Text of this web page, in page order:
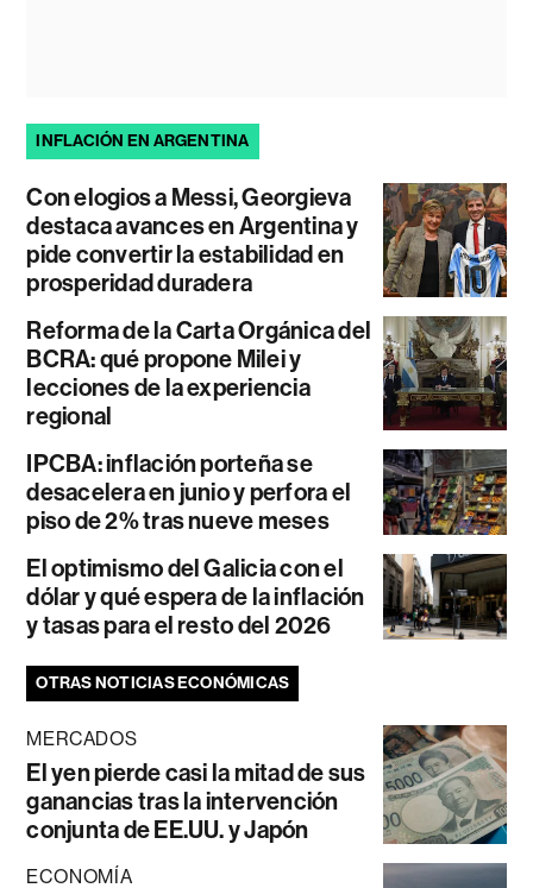
INFLACIÓN EN ARGENTINA
Con elogios a Messi, Georgieva
destaca avances en Argentina y
pide convertir la estabilidad en
prosperidad duradera
Reforma de la Carta Orgánica del
BCRA: qué propone Milei y
lecciones de la experiencia
regional
IPCBA: inflación porteña se
desacelera en junio y perfora el
piso de 2% tras nueve meses
El optimismo del Galicia con el
dólar y qué espera de la inflación
y tasas para el resto del 2026
OTRAS NOTICIAS ECONÓMICAS
MERCADOS
El yen pierde casi la mitad de sus
ganancias tras la intervención
conjunta de EE.UU. y Japón
ECONOMÍA